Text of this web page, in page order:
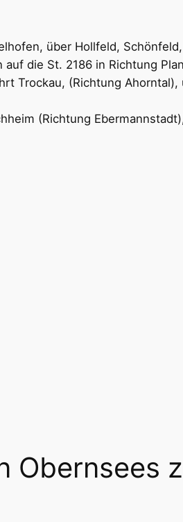
über Hollfeld,
die St. 2186 in Richtung
Trockau, (Richtung
(Richtung
Obernsees